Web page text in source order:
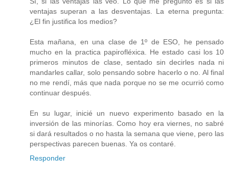
ventajas superan a las desventajas. La eterna pregunta:
¿El fin justifica los medios?
Esta mañana, en una clase de 1º de ESO, he pensado
mucho en la practica papirofléxica. He estado casi los 10
primeros minutos de clase, sentado sin decirles nada ni
mandarles callar, solo pensando sobre hacerlo o no. Al final
no me rendí, más que nada porque no se me ocurrió como
continuar después.
En su lugar, inicié un nuevo experimento basado en la
inversión de las minorías. Como hoy era viernes, no sabré
si dará resultados o no hasta la semana que viene, pero las
perspectivas parecen buenas. Ya os contaré.
Responder